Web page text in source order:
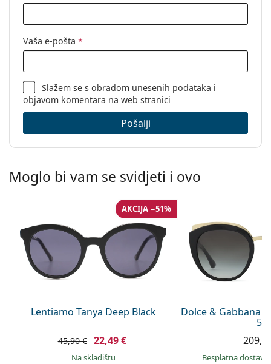
Vaša e-pošta *
Slažem se sobradom unesenih podataka i
objavom komentara na web stranici
Pošalji
Moglo bi vam se svidjeti i ovo
Lentiamo Tanya Deep Black
AKCIJA −51%
45,90 € 22,49 €
na skladištu
Dolce & Gabbana
54
Besplatna dostava